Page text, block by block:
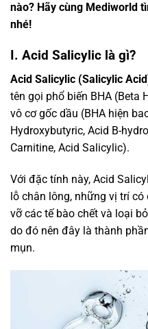
nào? Hãy cùng Mediworld
nhé!
I. Acid Salicylic là gì?
Acid Salicylic (Salicylic
tên gọi phổ biến BHA (Beta
vô cơ gốc dầu (BHA hiện
Hydroxybutyric, Acid B-
Carnitine, Acid Salicylic).
Với đặc tính này, Acid
lỗ chân lông, những vị trí
vỡ các tế bào chết và loại
do đó nên đây là thành
mụn.